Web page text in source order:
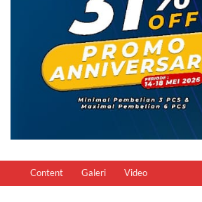
Content Galeri Video